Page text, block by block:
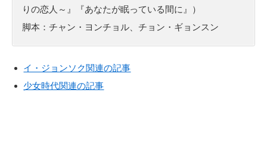
りの恋人～』『あなたが眠っている間に』）
脚本：チャン・ヨンチョル、チョン・ギョンスン
イ・ジョンソク関連の記事
少女時代関連の記事